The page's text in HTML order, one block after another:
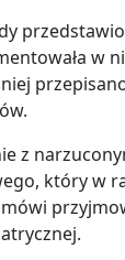
w
z
który w